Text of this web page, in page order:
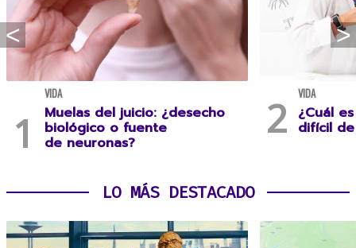
VIDA
Muelas del juicio: ¿desecho
biológico o fuente
de neuronas?
VIDA
¿Cuál
difícil
LO MÁS DESTACADO